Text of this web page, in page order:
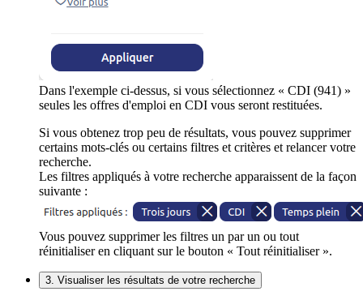
Dans l'exemple ci-dessus, si vous sélectionnez « CDI (941) »
seules les offres d'emploi en CDI vous seront restituées.
Si vous obtenez trop peu de résultats, vous pouvez supprimer
certains mots-clés ou certains filtres et critères et relancer votre
recherche.
Les filtres appliqués à votre recherche apparaissent de la façon
suivante :
Vous pouvez supprimer les filtres un par un ou tout
réinitialiser en cliquant sur le bouton « Tout réinitialiser ».
3. Visualiser les résultats de votre recherche